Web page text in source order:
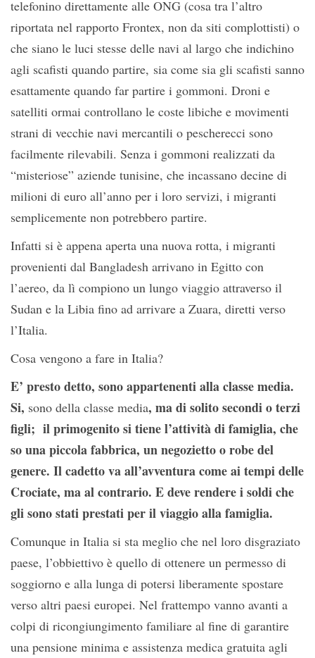
telefonino direttamente alle ONG (cosa tra l’altro
riportata nel rapporto Frontex, non da siti complottisti) o
che siano le luci stesse delle navi al largo che indichino
agli scafisti quando partire, sia come sia gli scafisti sanno
esattamente quando far partire i gommoni. Droni e
satelliti ormai controllano le coste libiche e movimenti
strani di vecchie navi mercantili o pescherecci sono
facilmente rilevabili. Senza i gommoni realizzati da
“misteriose” aziende tunisine, che incassano decine di
milioni di euro all’anno per i loro servizi, i migranti
semplicemente non potrebbero partire.
Infatti si è appena aperta una nuova rotta, i migranti
provenienti dal Bangladesh arrivano in Egitto con
l’aereo, da lì compiono un lungo viaggio attraverso il
Sudan e la Libia fino ad arrivare a Zuara, diretti verso
l’Italia.
Cosa vengono a fare in Italia?
E’ presto detto, sono appartenenti alla classe media.
Si, sono della classe media, ma di solito secondi o terzi
figli; il primogenito si tiene l’attività di famiglia, che
so una piccola fabbrica, un negozietto o robe del
genere. Il cadetto va all’avventura come ai tempi delle
Crociate, ma al contrario. E deve rendere i soldi che
gli sono stati prestati per il viaggio alla famiglia.
Comunque in Italia si sta meglio che nel loro disgraziato
paese, l’obbiettivo è quello di ottenere un permesso di
soggiorno e alla lunga di potersi liberamente spostare
verso altri paesi europei. Nel frattempo vanno avanti a
colpi di ricongiungimento familiare al fine di garantire
una pensione minima e assistenza medica gratuita agli